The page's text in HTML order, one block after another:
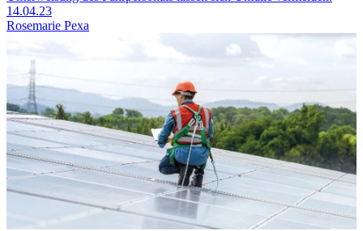
14.04.23
Rosemarie Pexa